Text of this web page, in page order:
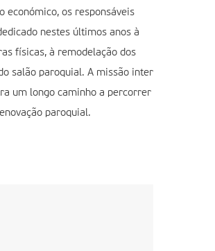
económico, os responsáveis
nestes últimos anos à
físicas, à remodelação dos
salão paroquial. A missão inter
um longo caminho a percorrer
paroquial.